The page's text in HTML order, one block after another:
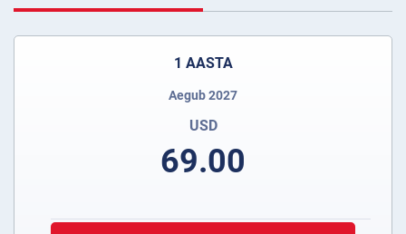
1 AASTA
Aegub 2027
USD
69.00